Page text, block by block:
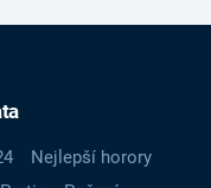
Nejlepší horory